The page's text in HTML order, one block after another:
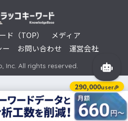
ド（TOP）
メディア
お問い合わせ 運営会社
Inc. All rights reserved.
290,000user🎉